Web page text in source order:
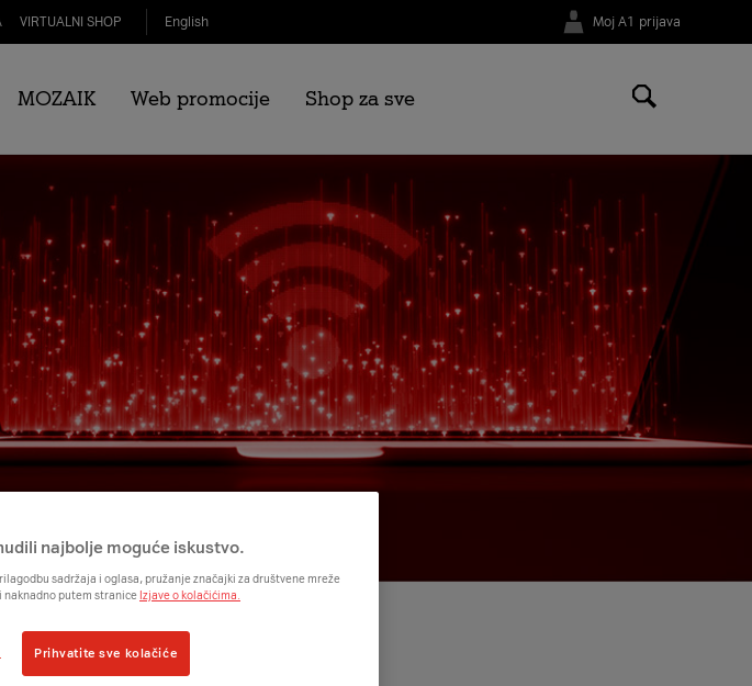
VIRTUALNI SHOP English Moj A1 prijava
MOZAIK Web promocije Shop za sve
najbolje moguće iskustvo.
sadržaja i oglasa, pružanje značajki za društvene mreže
putem stranice Izjave o kolačićima.
Prihvatite sve kolačiće